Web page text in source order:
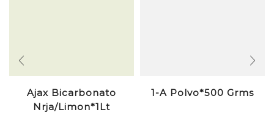
Ajax Bicarbonato
Nrja/Limon*1Lt
1-A Polvo*500 Grms